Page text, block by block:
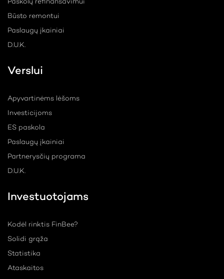
Paskolų refinansavimui
Būsto remontui
Paslaugų įkainiai
D.U.K.
Verslui
Apyvartinėms lėšoms
Investicijoms
ES paskola
Paslaugų įkainiai
Partnerysčių programa
D.U.K.
Investuotojams
Kodėl rinktis FinBee?
Solidi grąža
Statistika
Ataskaitos